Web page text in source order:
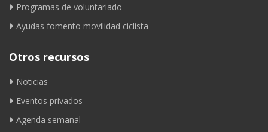
Programas de voluntariado
Ayudas fomento movilidad ciclista
Otros recursos
Noticias
Eventos privados
Agenda semanal